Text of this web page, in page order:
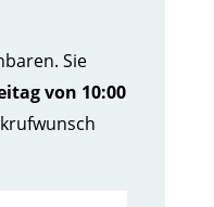
Sie
von 10:00